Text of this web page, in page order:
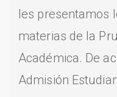
les presentamos
materias de la
Académica. De
Admisión